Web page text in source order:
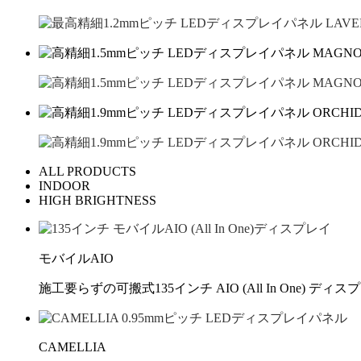
ALL PRODUCTS
INDOOR
HIGH BRIGHTNESS
モバイルAIO
施工要らずの可搬式135インチ AIO (All In One) ディス
CAMELLIA